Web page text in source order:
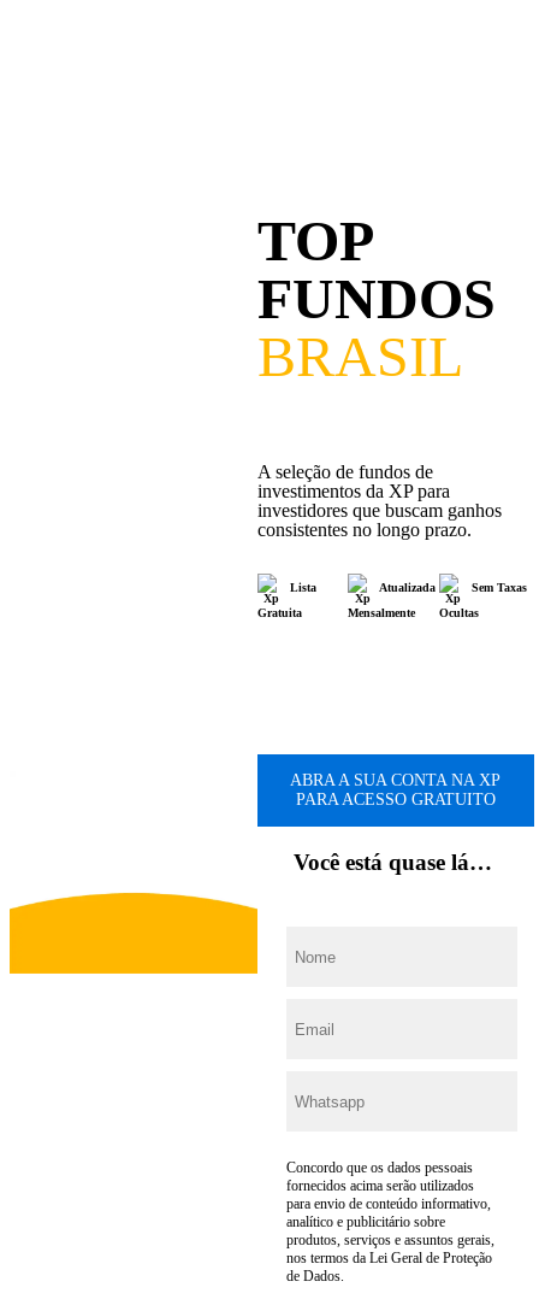
TOP
FUNDOS
BRASIL
A seleção de fundos de
investimentos da XP para
investidores que buscam ganhos
consistentes no longo prazo.
Lista
Gratuita
Atualizada
Mensalmente
Sem Taxas
Ocultas
ABRA A SUA CONTA NA XP
PARA ACESSO GRATUITO
Você está quase lá…
Concordo que os dados pessoais
fornecidos acima serão utilizados
para envio de conteúdo informativo,
analítico e publicitário sobre
produtos, serviços e assuntos gerais,
nos termos da Lei Geral de Proteção
de Dados.